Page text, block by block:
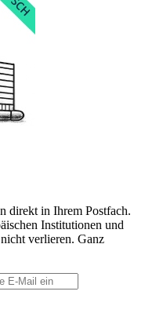
direkt in Ihrem Postfach.
Institutionen und
verlieren. Ganz